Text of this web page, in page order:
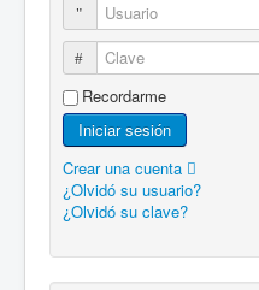
Usuario
Clave
Recordarme
Iniciar sesión
Crear una cuenta
¿Olvidó su usuario?
¿Olvidó su clave?